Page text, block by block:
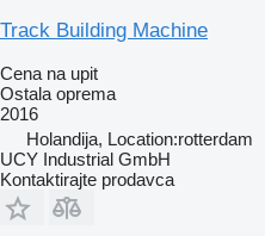
Track Building Machine
Cena na upit
Ostala oprema
2016
Holandija, Location:rotterdam
UCY Industrial GmbH
Kontaktirajte prodavca